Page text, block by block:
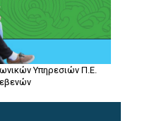
Υπηρεσιών Π.Ε.